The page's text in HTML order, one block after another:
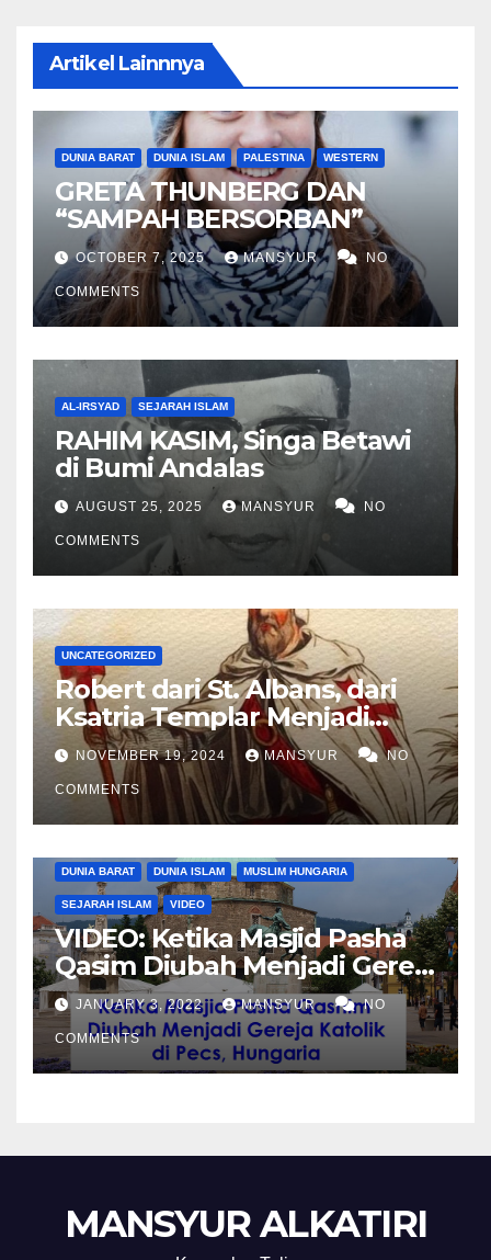
Artikel Lainnnya
DUNIA BARAT DUNIA ISLAM PALESTINA WESTERN
GRETA THUNBERG DAN
“SAMPAH BERSORBAN”
OCTOBER 7, 2025 MANSYUR NO
COMMENTS
AL-IRSYAD SEJARAH ISLAM
RAHIM KASIM, Singa Betawi
di Bumi Andalas
AUGUST 25, 2025 MANSYUR NO
COMMENTS
UNCATEGORIZED
Robert dari St. Albans, dari
Ksatria Templar Menjadi
Komandan Pasukan
Shalahuddin Merebut
Kembali Yerusalem
NOVEMBER 19, 2024 MANSYUR NO
COMMENTS
DUNIA BARAT DUNIA ISLAM MUSLIM HUNGARIA
SEJARAH ISLAM VIDEO
VIDEO: Ketika Masjid Pasha
Qasim Diubah Menjadi Gereja
Katolik di Pecs, Hungaria
JANUARY 3, 2022 MANSYUR NO
COMMENTS
MANSYUR ALKATIRI